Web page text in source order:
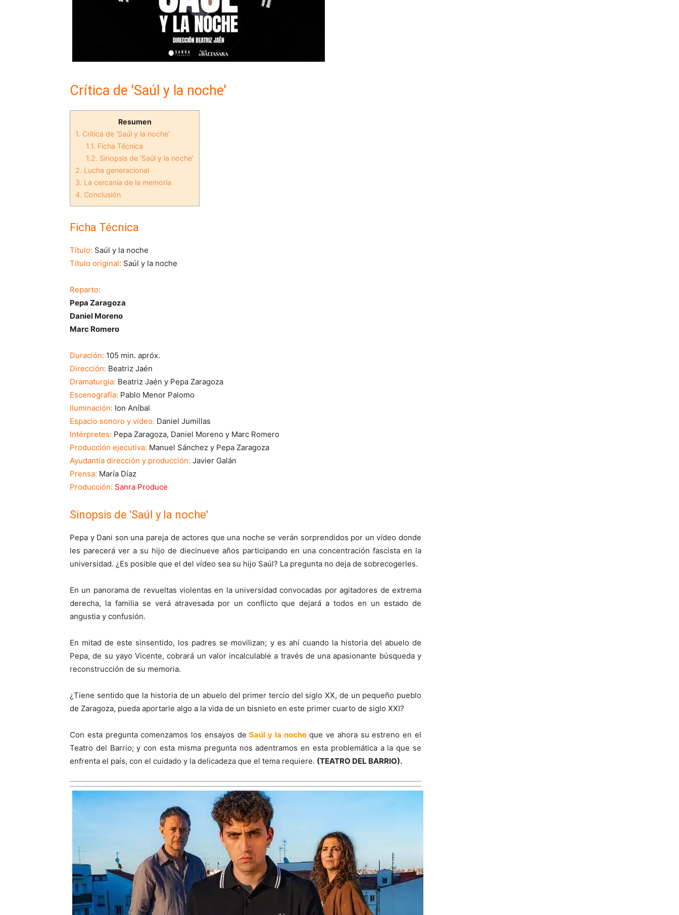
Crítica de 'Saúl y la noche'
Resumen
1. Crítica de 'Saúl y la noche'
1.1. Ficha Técnica
1.2. Sinopsis de 'Saúl y la noche'
2. Lucha generacional
3. La cercanía de la memoria
4. Conclusión
Ficha Técnica
Título: Saúl y la noche
Título original: Saúl y la noche
Reparto:
Pepa Zaragoza
Daniel Moreno
Marc Romero
Duración: 105 min. apróx.
Dirección: Beatriz Jaén
Dramaturgia: Beatriz Jaén y Pepa Zaragoza
Escenografía: Pablo Menor Palomo
Iluminación: Ion Aníbal
Espacio sonoro y vídeo: Daniel Jumillas
Intérpretes: Pepa Zaragoza, Daniel Moreno y Marc Romero
Producción ejecutiva: Manuel Sánchez y Pepa Zaragoza
Ayudantía dirección y producción: Javier Galán
Prensa: María Díaz
Producción: Sanra Produce
Sinopsis de 'Saúl y la noche'
Pepa y Dani son una pareja de actores que una noche se verán sorprendidos por un vídeo donde
les parecerá ver a su hijo de diecinueve años participando en una concentración fascista en la
universidad. ¿Es posible que el del vídeo sea su hijo Saúl? La pregunta no deja de sobrecogerles.
En un panorama de revueltas violentas en la universidad convocadas por agitadores de extrema
derecha, la familia se verá atravesada por un conflicto que dejará a todos en un estado de
angustia y confusión.
En mitad de este sinsentido, los padres se movilizan; y es ahí cuando la historia del abuelo de
Pepa, de su yayo Vicente, cobrará un valor incalculable a través de una apasionante búsqueda y
reconstrucción de su memoria.
¿Tiene sentido que la historia de un abuelo del primer tercio del siglo XX, de un pequeño pueblo
de Zaragoza, pueda aportarle algo a la vida de un bisnieto en este primer cuarto de siglo XXI?
Con esta pregunta comenzamos los ensayos deSaúl y la nocheque ve ahora su estreno en el
Teatro del Barrio; y con esta misma pregunta nos adentramos en esta problemática a la que se
enfrenta el país, con el cuidado y la delicadeza que el tema requiere. (TEATRO DEL BARRIO).